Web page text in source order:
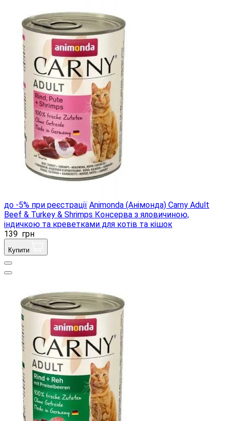
до -5% при реєстрації Animonda (Анімонда) Carny Adult
Beef & Turkey & Shrimps Консерва з яловичиною,
індичкою та креветками для котів та кішок
139 грн
Купити